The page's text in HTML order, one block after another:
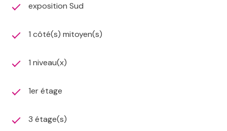
exposition Sud
1 côté(s) mitoyen(s)
1 niveau(x)
1er étage
3 étage(s)